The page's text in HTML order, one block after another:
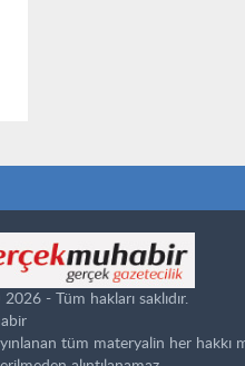
- Tüm hakları saklıdır.
tüm materyalin her hakkı